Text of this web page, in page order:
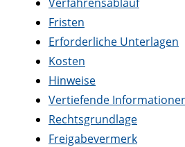
Fristen
Erforderliche Unterlagen
Kosten
Hinweise
Vertiefende
Rechtsgrundlage
Freigabevermerk